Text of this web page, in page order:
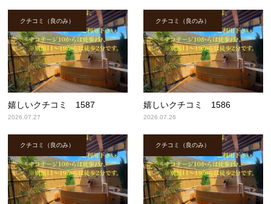
クチコミ（良のみ）
嬉しいクチコミ 1587
2026.07.27
クチコミ（良のみ）
嬉しいクチコミ 1586
2026.07.26
クチコミ（良のみ） クチコミ（良のみ）